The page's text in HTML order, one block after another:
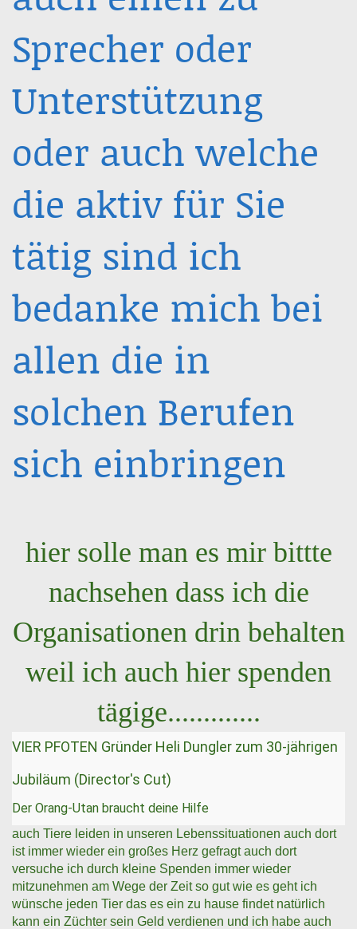
Sprecher oder
Unterstützung
oder auch welche
die aktiv für Sie
tätig sind ich
bedanke mich bei
allen die in
solchen Berufen
sich einbringen
hier solle man es mir bittte
nachsehen dass ich die
Organisationen drin behalten
weil ich auch hier spenden
tägige.............
VIER PFOTEN Gründer Heli Dungler zum 30-jährigen
Jubiläum (Director's Cut)
Der Orang-Utan braucht deine Hilfe
auch Tiere leiden in unseren Lebenssituationen auch dort
ist immer wieder ein großes Herz gefragt auch dort
versuche ich durch kleine Spenden immer wieder
mitzunehmen am Wege der Zeit so gut wie es geht ich
wünsche jeden Tier das es ein zu hause findet natürlich
kann ein Züchter sein Geld verdienen und ich habe auch